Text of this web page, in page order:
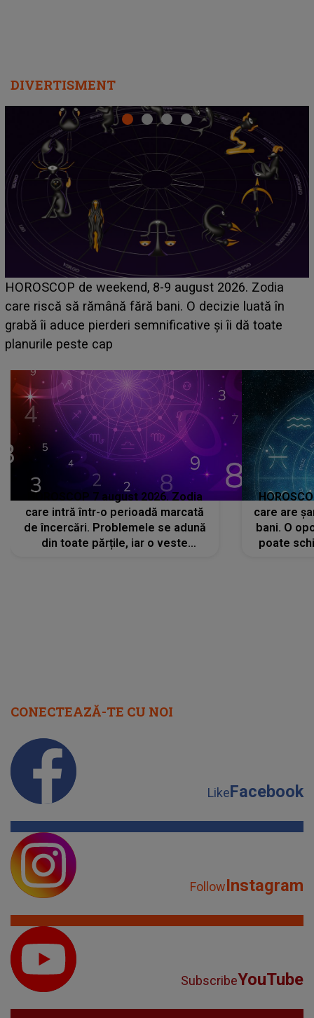
DIVERTISMENT
Emanuel a ținut ACEST DETALIU ASCUNS până
acum! În fața Alexandrei, concurentul din Casa Iubirii
face o MĂRTURISIRE NEAȘTEPTATĂ despre mama
sa: "I-am spus și ei în față, eu nu te iubesc pentru
HOROSCOP 7 august 2026. Zodia
care intră într-o perioadă marcată
de încercări. Problemele se adună
din toate părțile, iar o veste
care are
bani. O
poate
CONECTEAZĂ-TE CU NOI
LikeFacebook
FollowInstagram
SubscribeYouTube